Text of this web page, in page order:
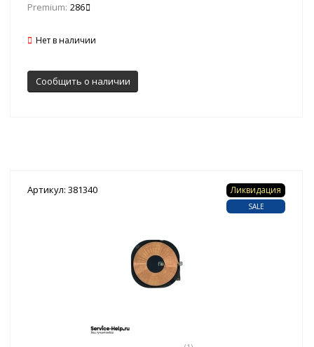
Premium: 286
Нет в наличии
Сообщить о наличии
Артикул: 381340 Ликвидация
SALE